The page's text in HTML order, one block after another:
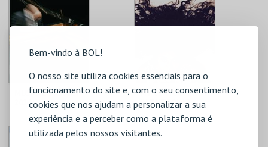
Bem-vindo à BOL!
O nosso site utiliza cookies essenciais para o
funcionamento do site e, com o seu consentimento,
cookies que nos ajudam a personalizar a sua
experiência e a perceber como a plataforma é
utilizada pelos nossos visitantes.
MUSICAL-MENTE |
2026
MOSTEIRO S. BENTO
MY CENTER IS NOT
IN THE SOLAR
PERFORMANCES
MOSTEIRO S. BENTO